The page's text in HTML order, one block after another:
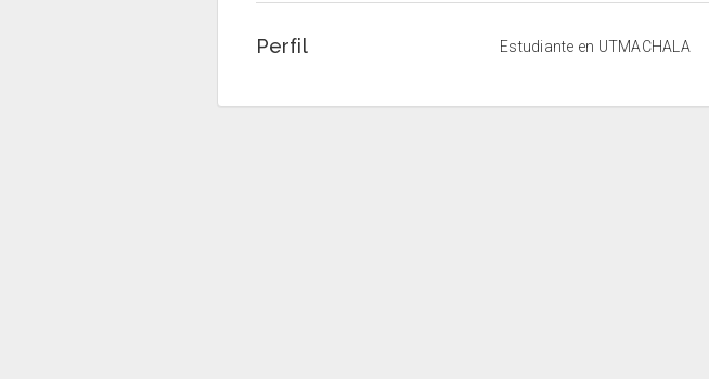
Perfil Estudiante en UTMACHALA